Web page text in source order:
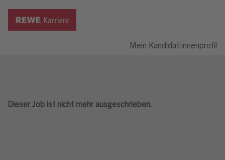
Mein Kandidat:innenprofil
Dieser Job ist nicht mehr ausgeschrieben.